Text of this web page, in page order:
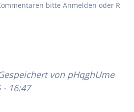
bitte Anmelden oder R
von pHqghUme
16:47